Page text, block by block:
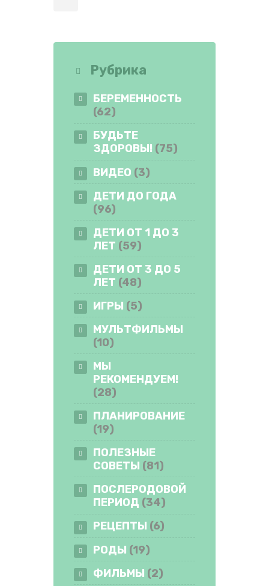
Рубрика
БЕРЕМЕННОСТЬ
(62)
БУДЬТЕ
ЗДОРОВЫ! (75)
ВИДЕО (3)
ДЕТИ ДО ГОДА
(96)
ДЕТИ ОТ 1 ДО 3
ЛЕТ (59)
ДЕТИ ОТ 3 ДО 5
ЛЕТ (48)
ИГРЫ (5)
МУЛЬТФИЛЬМЫ
(10)
МЫ
РЕКОМЕНДУЕМ!
(28)
ПЛАНИРОВАНИЕ
(19)
ПОЛЕЗНЫЕ
СОВЕТЫ (81)
ПОСЛЕРОДОВОЙ
ПЕРИОД (34)
РЕЦЕПТЫ (6)
РОДЫ (19)
ФИЛЬМЫ (2)